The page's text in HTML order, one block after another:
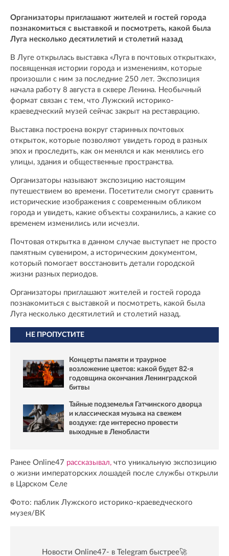
Организаторы приглашают жителей и гостей города
познакомиться с выставкой и посмотреть, какой была
Луга несколько десятилетий и столетий назад
В Луге открылась выставка «Луга в почтовых открытках»,
посвященная истории города и изменениям, которые
произошли с ним за последние 250 лет. Экспозиция
начала работу 8 августа в сквере Ленина. Необычный
формат связан с тем, что Лужский историко-
краеведческий музей сейчас закрыт на реставрацию.
Выставка построена вокруг старинных почтовых
открыток, которые позволяют увидеть город в разных
эпох и проследить, как он менялся и как менялись его
улицы, здания и общественные пространства.
Организаторы называют экспозицию настоящим
путешествием во времени. Посетители смогут сравнить
исторические изображения с современным обликом
города и увидеть, какие объекты сохранились, а какие со
временем изменились или исчезли.
Почтовая открытка в данном случае выступает не просто
памятным сувениром, а историческим документом,
который помогает восстановить детали городской
жизни разных периодов.
Организаторы приглашают жителей и гостей города
познакомиться с выставкой и посмотреть, какой была
Луга несколько десятилетий и столетий назад.
НЕ ПРОПУСТИТЕ
Концерты памяти и траурное
возложение цветов: какой будет 82-я
годовщина окончания Ленинградской
битвы
Тайные подземелья Гатчинского дворца
и классическая музыка на свежем
воздухе: где интересно провести
выходные в Ленобласти
Ранее Online47 рассказывал, что уникальную экспозицию
о жизни императорских лошадей после службы открыли
в Царском Селе
Фото: паблик Лужского историко-краеведческого
музея/ВК
Новости Online47- в Telegram быстрее🚀